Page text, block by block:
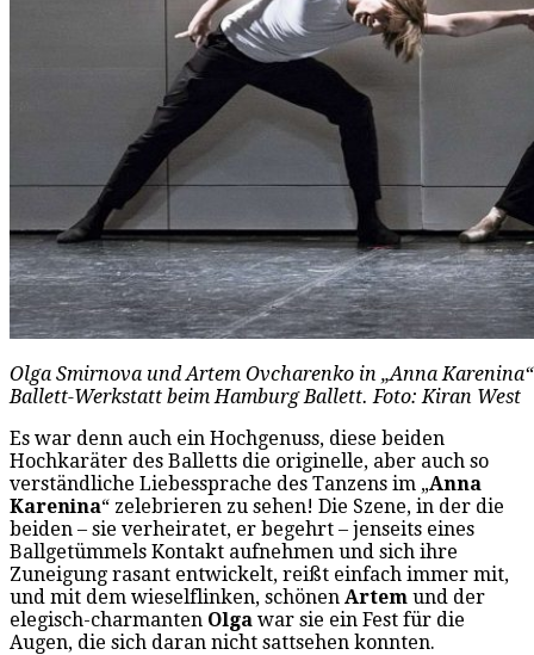
Olga Smirnova und Artem Ovcharenko in „Anna
Ballett-Werkstatt beim Hamburg Ballett. Foto: Kiran West
Es war denn auch ein Hochgenuss, diese beiden
Hochkaräter des Balletts die originelle, aber auch so
verständliche Liebessprache des Tanzens im „Anna
Karenina“ zelebrieren zu sehen! Die Szene, in der die
beiden – sie verheiratet, er begehrt – jenseits eines
Ballgetümmels Kontakt aufnehmen und sich ihre
Zuneigung rasant entwickelt, reißt einfach immer mit,
und mit dem wieselflinken, schönen Artem und der
elegisch-charmanten Olga war sie ein Fest für die
Augen, die sich daran nicht sattsehen konnten.